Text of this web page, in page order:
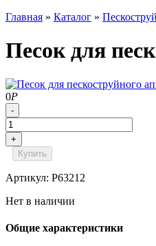
Главная » Каталог »
Песок для
0Р
-
+
Купить
Артикул: P63212
Нет в наличии
Общие характеристики